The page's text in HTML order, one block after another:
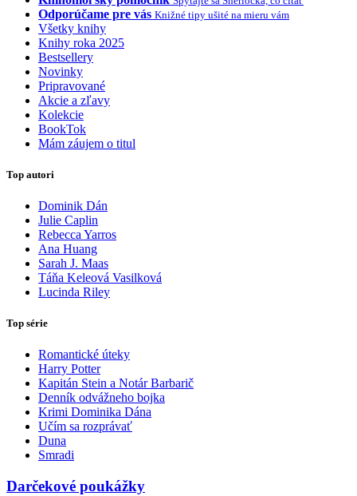
Odporúčame pre vás Knižné tipy ušité na mieru vám
Všetky knihy
Knihy roka 2025
Bestsellery
Novinky
Pripravované
Akcie a zľavy
Kolekcie
BookTok
Mám záujem o titul
Top autori
Dominik Dán
Julie Caplin
Rebecca Yarros
Ana Huang
Sarah J. Maas
Táňa Keleová Vasilková
Lucinda Riley
Top série
Romantické úteky
Harry Potter
Kapitán Stein a Notár Barbarič
Denník odvážneho bojka
Krimi Dominika Dána
Učím sa rozprávať
Duna
Smradi
Darčekové poukážky